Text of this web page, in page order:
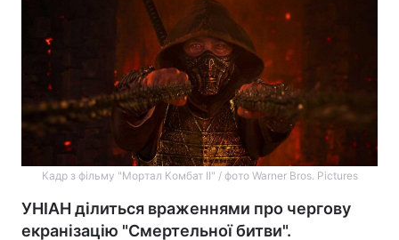
Кадр з фільму "Мортал Комбат II" / фото Warner Bros. Pictures
УНІАН ділиться враженнями про чергову
екранізацію "Смертельної битви".